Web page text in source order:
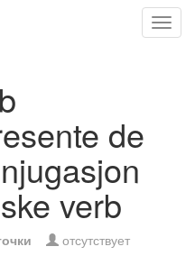
de
verb
отсутствует